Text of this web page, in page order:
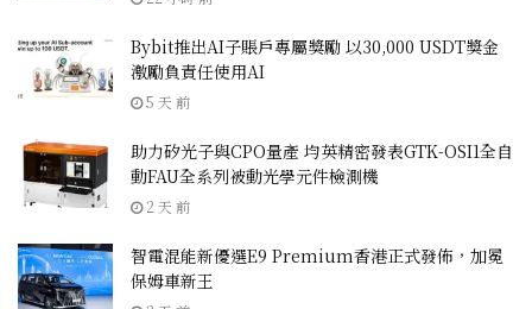
Bybit推出AI子賬戶專屬獎勵 以30,000 USDT獎金
激勵負責任使用AI
5 天 前
助力矽光子與CPO量產 均英精密發表GTK-OSI1全自
動FAU全系列被動光學元件檢測機
2 天 前
智電混能新優選E9 Premium香港正式發佈，加冕
保姆車新王